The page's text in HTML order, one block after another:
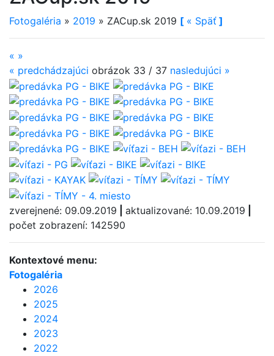
Fotogaléria » 2019 » ZACup.sk 2019 [ « Späť ]
« »
« predchádzajúci obrázok 33 / 37 nasledujúci »
zverejnené: 09.09.2019 aktualizované: 10.09.2019
počet zobrazení: 142590
Kontextové menu:
Fotogaléria
2026
2025
2024
2023
2022